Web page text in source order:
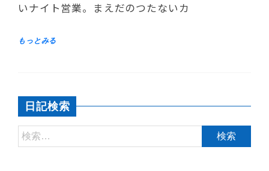
いナイト営業。まえだのつたないカ
日記検索